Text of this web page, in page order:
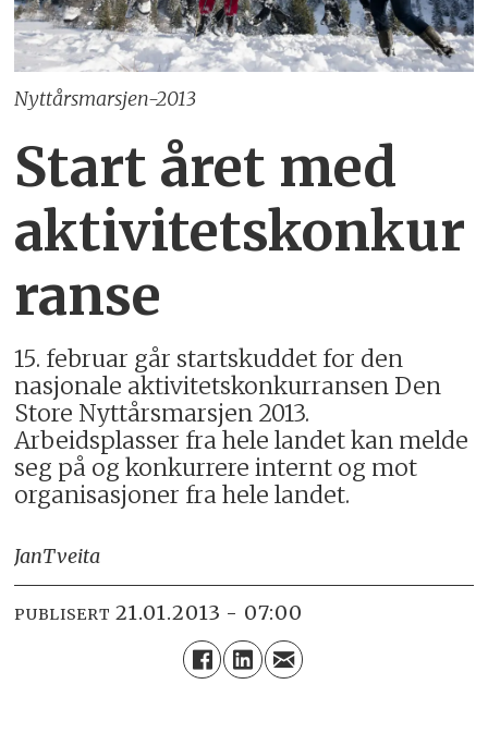
Nyttårsmarsjen-2013
Start året med
aktivitetskonkur
ranse
15. februar går startskuddet for den
nasjonale aktivitetskonkurransen Den
Store Nyttårsmarsjen 2013.
Arbeidsplasser fra hele landet kan melde
seg på og konkurrere internt og mot
organisasjoner fra hele landet.
JanTveita
PUBLISERT 21.01.2013 - 07:00